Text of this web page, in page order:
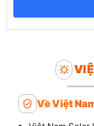
Về Việt